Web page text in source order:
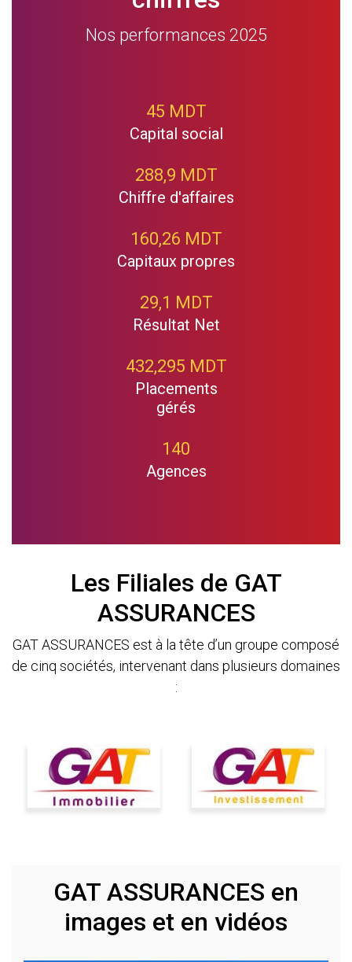
Nos performances 2025
45 MDT
Capital social
288,9 MDT
Chiffre d'affaires
160,26 MDT
Capitaux propres
29,1 MDT
Résultat Net
432,295 MDT
Placements
gérés
140
Agences
Les Filiales de GAT
ASSURANCES
GAT ASSURANCES est à la tête d’un groupe composé
de cinq sociétés, intervenant dans plusieurs domaines
:
GAT ASSURANCES en
images et en vidéos